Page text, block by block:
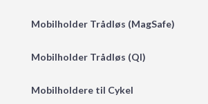
Mobilholder Trådløs (MagSafe)
Mobilholder Trådløs (QI)
Mobilholdere til Cykel